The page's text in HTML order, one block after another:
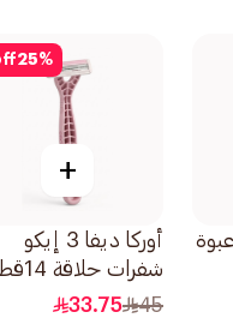
جيليت سيمبلي 3 عبوة
25%
+
أوركا ديفا 3 إيكو
شفرات حلاقة 14قطعة
45
33.75